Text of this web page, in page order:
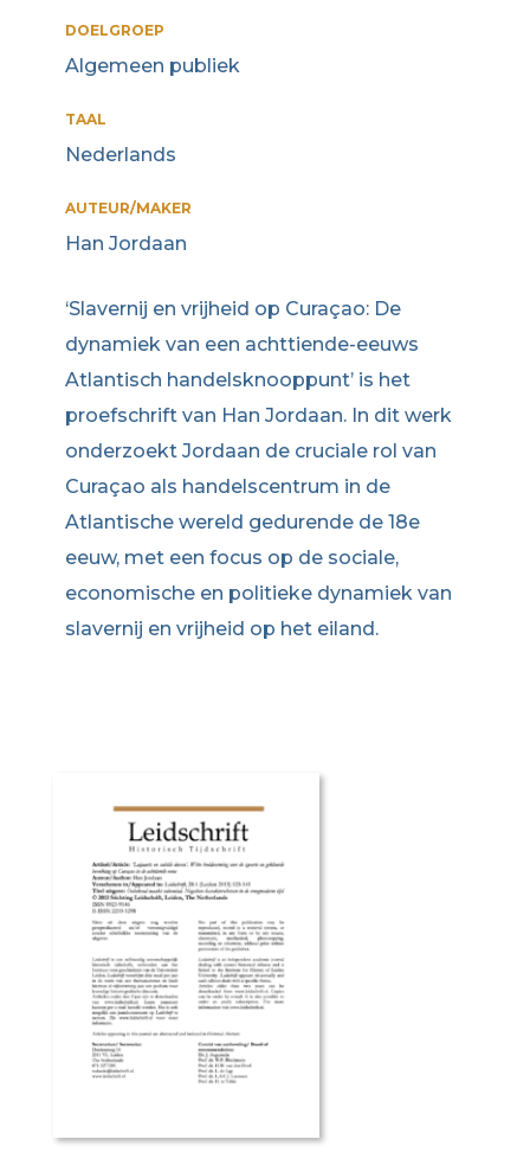
DOELGROEP
Algemeen publiek
TAAL
Nederlands
AUTEUR/MAKER
Han Jordaan
‘Slavernij en vrijheid op Curaçao: De
dynamiek van een achttiende-eeuws
Atlantisch handelsknooppunt’ is het
proefschrift van Han Jordaan. In dit werk
onderzoekt Jordaan de cruciale rol van
Curaçao als handelscentrum in de
Atlantische wereld gedurende de 18e
eeuw, met een focus op de sociale,
economische en politieke dynamiek van
slavernij en vrijheid op het eiland.